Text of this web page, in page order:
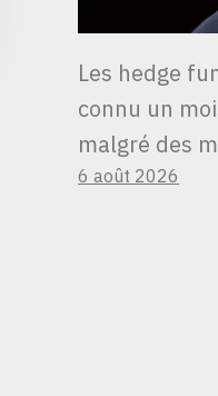
Les hedge
connu un
malgré des
6 août 2026